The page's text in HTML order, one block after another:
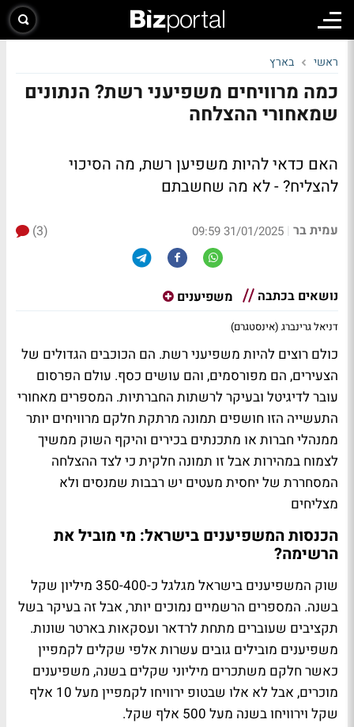
ראשי בארץ
כמה מרוויחים משפיעני רשת? הנתונים
שמאחורי ההצלחה
האם כדאי להיות משפיען רשת, מה הסיכוי
להצליח? - לא מה שחשבתם
עמית בר |
31/01/2025 09:59
(3)
נושאים בכתבה משפיענים
דניאל גרינברג (אינסטגרם)
כולם רוצים להיות משפיעני רשת. הם הכוכבים הגדולים של
הצעירים, הם מפורסמים, והם עושים כסף. עולם הפרסום
עובר לדיגיטל ובעיקר לרשתות החברתיות. המספרים מאחורי
התעשייה הזו חושפים תמונה מרתקת חלקם מרוויחים יותר
ממנהלי חברות או מתכנתים בכירים והיקף השוק ממשיך
לצמוח במהירות אבל זו תמונה חלקית כי לצד ההצלחה
המסחררת של יחסית מעטים יש רבבות שמנסים ולא
מצליחים
הכנסות המשפיענים בישראל: מי מוביל את
הרשימה?
שוק המשפיענים בישראל מגלגל כ-350-400 מיליון שקל
בשנה. המספרים הרשמיים נמוכים יותר, אבל זה בעיקר בשל
תקציבים שעוברים מתחת לרדאר ועסקאות בארטר שונות.
משפיענים מובילים גובים עשרות אלפי שקלים לקמפיין
כאשר חלקם משתכרים מיליוני שקלים בשנה, משפיענים
מוכרים, אבל לא אלו שבטופ ירוויחו לקמפיין מעל 10 אלף
שקל וירוויחו בשנה מעל 500 אלף שקל.